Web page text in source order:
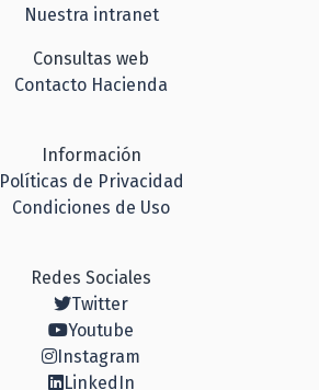
Nuestra intranet
Consultas web
Contacto Hacienda
Información
Políticas de Privacidad
Condiciones de Uso
Redes Sociales
Twitter
Youtube
Instagram
LinkedIn